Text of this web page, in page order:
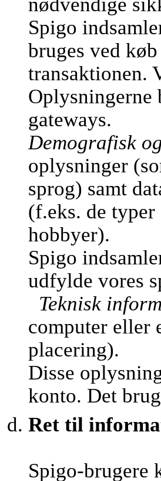
Spigo
bruges ved
transaktionen.
Oplysningerne
gateways.
Demografisk
oplysninger
sprog) samt
(f.eks. de
hobbyer).
Spigo
udfylde vores
Teknisk
computer eller
placering).
Disse
konto. Det
Ret til
Spigo-brugere